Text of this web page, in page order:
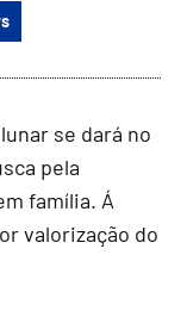
se dará no
pela
família. Á
valorização do